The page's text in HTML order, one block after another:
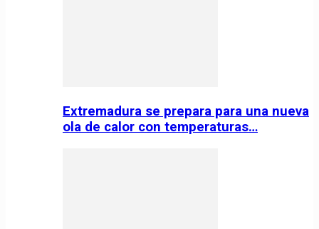
Extremadura se prepara para una nueva
ola de calor con temperaturas…